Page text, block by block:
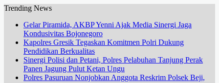
Trending News
Gelar Piramida, AKBP Yenni Ajak Media Sinergi Jaga
Kondusivitas Bojonegoro
Kapolres Gresik Tegaskan Komitmen Polri Dukung
Pendidikan Berkualitas
Sinergi Polisi dan Petani, Polres Pelabuhan Tanjung Perak
Panen Jagung Pulut Ketan Ungu
Polres Pasuruan Nonjobkan Anggota Reskrim Polsek Beji,